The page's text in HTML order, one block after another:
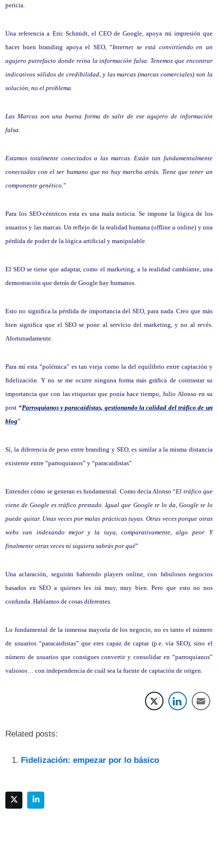
pericia.
Una referencia a Eric Schmidt, el CEO de Google, apoya mi impresión que
hacer buen branding apoya el SEO, “Internet se está convirtiendo en un
agujero putrefacto donde reina la información falsa. Tenemos que encontrar
indicativos sólidos de credibilidad, y las marcas (marcas comerciales) son la
solución, no el problema.
Las Marcas son una buena forma de salir de ese agujero de información
falsa.
Estamos totalmente conectados a las marcas. Están tan fundamentalmente
conectadas con el ser humano que no hay marcha atrás. Tiene que tener un
componente genético.”
Para los SEO-céntricos esta es una mala noticia. Se impone la lógica de los
usuarios y las marcas. Un reflejo de la realidad humana (offline u online) y una
pérdida de poder de la lógica artificial y manipulable.
El SEO se tiene que adaptar, como el marketing, a la realidad cambiante, una
demostración que detrás de Google hay humanos.
Esto no significa la pérdida de importancia del SEO, para nada. Creo que más
bien significa que el SEO se pone al servicio del marketing, y no al revés.
Afortunadamente.
Para mí esta “polémica” es tan vieja como la del equilibrio entre captación y
fidelización. Y no se me ocurre ninguna forma más gráfica de contrastar su
importancia que con las etiquetas que ponía hace tiempo,Julio Alonso en su
post “Parroquianos y paracaidistas, gestionando la calidad del tráfico de un
blog”.
Sí, la diferencia de peso entre branding y SEO, es similar a la misma distancia
existente entre “parroquianos” y “paracaidistas”
Entender cómo se generan es fundamental. Como decía Alonso “El tráfico que
viene de Google es tráfico prestado. Igual que Google te lo da, Google te lo
puede quitar. Unas veces por malas prácticas tuyas. Otras veces porque otras
webs van indexando mejor y la tuya, comparativamente, algo peor. Y
finalmente otras veces ni siquiera sabrás por qué”
Una aclaración, seguirán habiendo players online, con fabulosos negocios
basados en SEO a quienes les irá muy, muy bien. Pero que esto no nos
confunda. Hablamos de cosas diferentes.
Lo fundamental de la inmensa mayoría de los negocio, no es tanto el número
de usuarios “paracaidistas” que eres capaz de captar (p.e. vía SEO), sino el
número de usuarios que consigues convertir y consolidar en “parroquianos”
valiosos… con independencia de cuál sea la fuente de captación de origen.
Related posts:
Fidelización: empezar por lo básico